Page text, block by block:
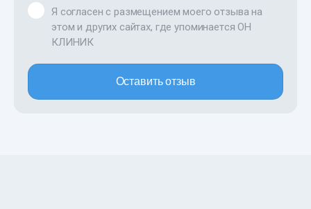
Я согласен с размещением моего отзыва на
этом и других сайтах, где упоминается ОН
КЛИНИК
Оставить отзыв